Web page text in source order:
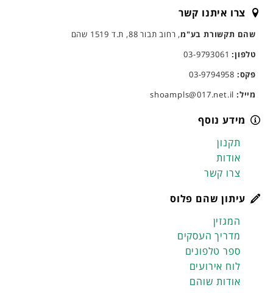
צרו איתנו קשר
שהם תקשורת בע"מ, רחוב תבור 88, ת.ד 1519 שהם
טלפון:03-9793061
פקס:
מייל:
מידע נוסף
תקנון
אודות
צרו קשר
עיתון שהם פלוס
המגזין
מדריך העסקים
ספר טלפונים
לוח אירועים
אודות שוהם